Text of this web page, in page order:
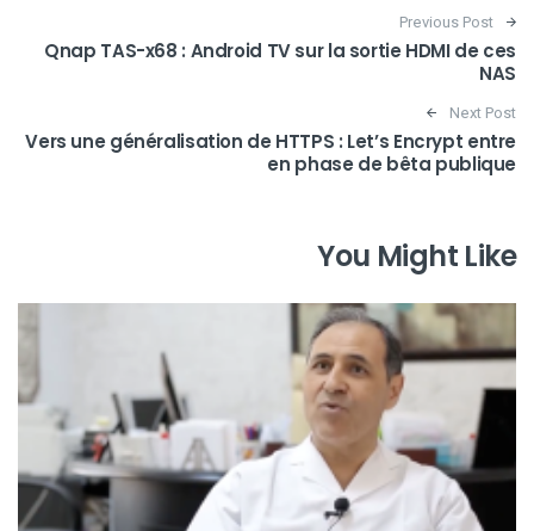
Post navigation
Previous Post
Qnap TAS-x68 : Android TV sur la sortie HDMI de ces
NAS
Next Post
Vers une généralisation de HTTPS : Let’s Encrypt entre
en phase de bêta publique
You Might Like